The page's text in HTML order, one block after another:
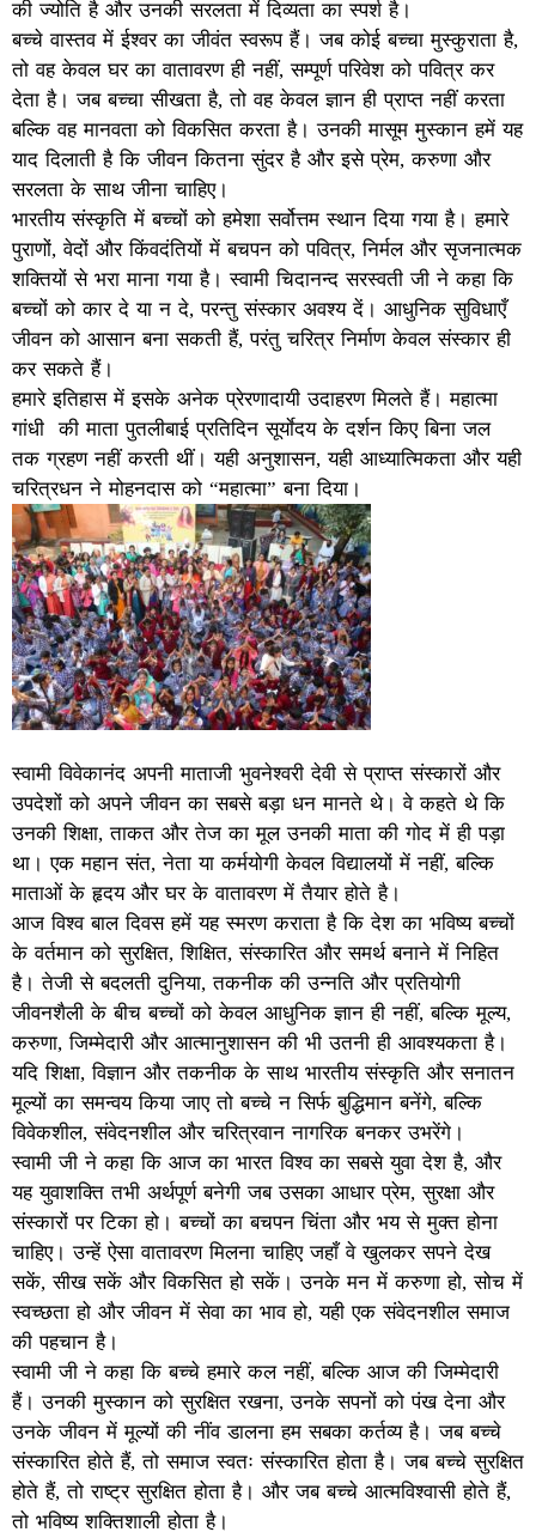
की ज्योति है और उनकी सरलता में दिव्यता का स्पर्श है।
बच्चे वास्तव में ईश्वर का जीवंत स्वरूप हैं। जब कोई बच्चा मुस्कुराता है,
तो वह केवल घर का वातावरण ही नहीं, सम्पूर्ण परिवेश को पवित्र कर
देता है। जब बच्चा सीखता है, तो वह केवल ज्ञान ही प्राप्त नहीं करता
बल्कि वह मानवता को विकसित करता है। उनकी मासूम मुस्कान हमें यह
याद दिलाती है कि जीवन कितना सुंदर है और इसे प्रेम, करुणा और
सरलता के साथ जीना चाहिए।
भारतीय संस्कृति में बच्चों को हमेशा सर्वोत्तम स्थान दिया गया है। हमारे
पुराणों, वेदों और किंवदंतियों में बचपन को पवित्र, निर्मल और सृजनात्मक
शक्तियों से भरा माना गया है। स्वामी चिदानन्द सरस्वती जी ने कहा कि
बच्चों को कार दे या न दे, परन्तु संस्कार अवश्य दें। आधुनिक सुविधाएँ
जीवन को आसान बना सकती हैं, परंतु चरित्र निर्माण केवल संस्कार ही
कर सकते हैं।
हमारे इतिहास में इसके अनेक प्रेरणादायी उदाहरण मिलते हैं। महात्मा
गांधी की माता पुतलीबाई प्रतिदिन सूर्याेदय के दर्शन किए बिना जल
तक ग्रहण नहीं करती थीं। यही अनुशासन, यही आध्यात्मिकता और यही
चरित्रधन ने मोहनदास को “महात्मा” बना दिया।
स्वामी विवेकानंद अपनी माताजी भुवनेश्वरी देवी से प्राप्त संस्कारों और
उपदेशों को अपने जीवन का सबसे बड़ा धन मानते थे। वे कहते थे कि
उनकी शिक्षा, ताकत और तेज का मूल उनकी माता की गोद में ही पड़ा
था। एक महान संत, नेता या कर्मयोगी केवल विद्यालयों में नहीं, बल्कि
माताओं के हृदय और घर के वातावरण में तैयार होते है।
आज विश्व बाल दिवस हमें यह स्मरण कराता है कि देश का भविष्य बच्चों
के वर्तमान को सुरक्षित, शिक्षित, संस्कारित और समर्थ बनाने में निहित
है। तेजी से बदलती दुनिया, तकनीक की उन्नति और प्रतियोगी
जीवनशैली के बीच बच्चों को केवल आधुनिक ज्ञान ही नहीं, बल्कि मूल्य,
करुणा, जिम्मेदारी और आत्मानुशासन की भी उतनी ही आवश्यकता है।
यदि शिक्षा, विज्ञान और तकनीक के साथ भारतीय संस्कृति और सनातन
मूल्यों का समन्वय किया जाए तो बच्चे न सिर्फ बुद्धिमान बनेंगे, बल्कि
विवेकशील, संवेदनशील और चरित्रवान नागरिक बनकर उभरेंगे।
स्वामी जी ने कहा कि आज का भारत विश्व का सबसे युवा देश है, और
यह युवाशक्ति तभी अर्थपूर्ण बनेगी जब उसका आधार प्रेम, सुरक्षा और
संस्कारों पर टिका हो। बच्चों का बचपन चिंता और भय से मुक्त होना
चाहिए। उन्हें ऐसा वातावरण मिलना चाहिए जहाँ वे खुलकर सपने देख
सकें, सीख सकें और विकसित हो सकें। उनके मन में करुणा हो, सोच में
स्वच्छता हो और जीवन में सेवा का भाव हो, यही एक संवेदनशील समाज
की पहचान है।
स्वामी जी ने कहा कि बच्चे हमारे कल नहीं, बल्कि आज की जिम्मेदारी
हैं। उनकी मुस्कान को सुरक्षित रखना, उनके सपनों को पंख देना और
उनके जीवन में मूल्यों की नींव डालना हम सबका कर्तव्य है। जब बच्चे
संस्कारित होते हैं, तो समाज स्वतः संस्कारित होता है। जब बच्चे सुरक्षित
होते हैं, तो राष्ट्र सुरक्षित होता है। और जब बच्चे आत्मविश्वासी होते हैं,
तो भविष्य शक्तिशाली होता है।